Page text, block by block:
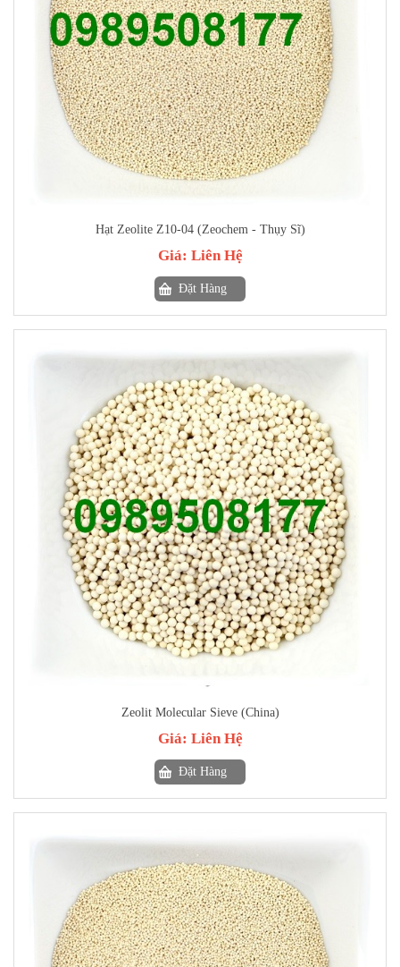
Hạt Zeolite Z10-04 (Zeochem - Thụy Sĩ)
Giá: Liên Hệ
Đặt Hàng
Zeolit Molecular Sieve (China)
Giá: Liên Hệ
Đặt Hàng